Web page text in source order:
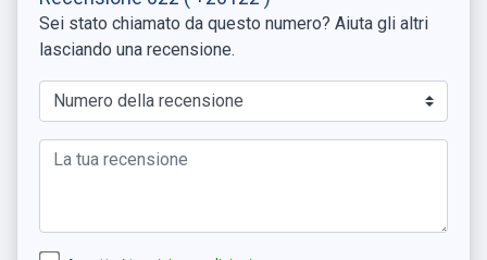
Sei stato chiamato da questo numero? Aiuta gli altri
lasciando una recensione.